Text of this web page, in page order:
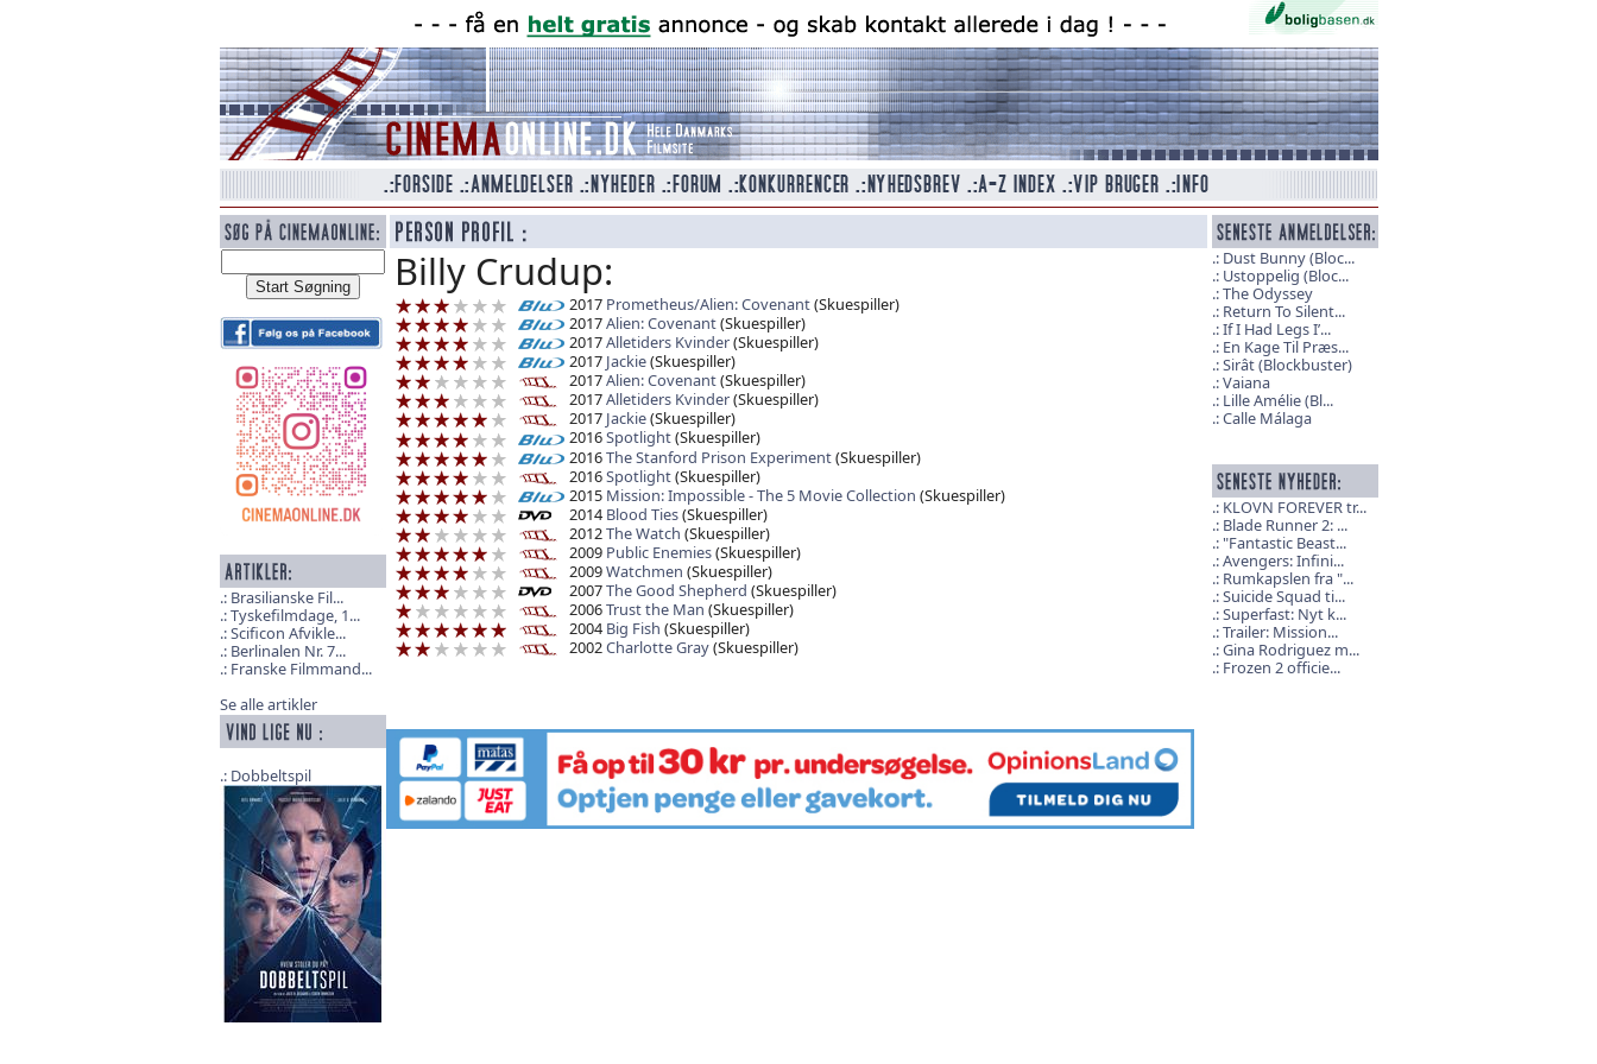
Brasilianske Fil...
Tyskefilmdage, 1...
Scificon Afvikle...
Berlinalen Nr. 7...
Franske Filmmand...
Se alle artikler
Dobbeltspil
Billy Crudup:
2017 Prometheus/Alien: Covenant(Skuespiller)
2017Alien: Covenant(Skuespiller)
2017Alletiders Kvinder(Skuespiller)
2017 Jackie(Skuespiller)
2017Alien: Covenant(Skuespiller)
2017Alletiders Kvinder(Skuespiller)
2017 Jackie(Skuespiller)
2016Spotlight(Skuespiller)
2016The Stanford Prison Experiment(Skuespiller)
2016Spotlight(Skuespiller)
2015 Mission: Impossible - The 5 Movie Collection (Skuespiller)
2014 Blood Ties(Skuespiller)
2012The Watch (Skuespiller)
2009 Public Enemies(Skuespiller)
2009Watchmen (Skuespiller)
2007The Good Shepherd (Skuespiller)
2006Trust the Man (Skuespiller)
2004 Big Fish (Skuespiller)
2002Charlotte Gray(Skuespiller)
Dust Bunny (Bloc...
Ustoppelig (Bloc...
The Odyssey
Return To Silent...
If I Had Legs I’...
En Kage Til Præs...
Sirât (Blockbuster)
Vaiana
Lille Amélie (Bl...
Calle Málaga
KLOVN FOREVER tr...
Blade Runner 2: ...
"Fantastic Beast...
Avengers: Infini...
Rumkapslen fra "...
Suicide Squad ti...
Superfast: Nyt k...
Trailer: Mission...
Gina Rodriguez m...
Frozen 2 officie...